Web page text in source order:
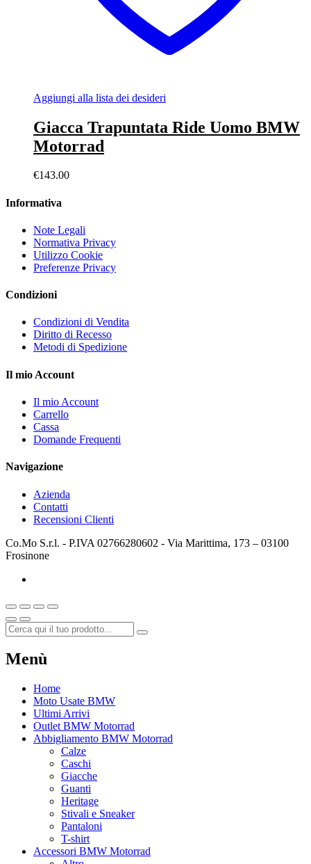
Aggiungi alla lista dei desideri
Giacca Trapuntata Ride Uomo BMW
Motorrad
€143.00
Informativa
Note Legali
Normativa Privacy
Utilizzo Cookie
Preferenze Privacy
Condizioni
Condizioni di Vendita
Diritto di Recesso
Metodi di Spedizione
Il mio Account
Il mio Account
Carrello
Cassa
Domande Frequenti
Navigazione
Azienda
Contatti
Recensioni Clienti
Co.Mo S.r.l. - P.IVA 02766280602 - Via Marittima, 173 – 03100
Frosinone
Menù
Home
Moto Usate BMW
Ultimi Arrivi
Outlet BMW Motorrad
Abbigliamento BMW Motorrad
Calze
Caschi
Giacche
Guanti
Heritage
Stivali e Sneaker
Pantaloni
T-shirt
Accessori BMW Motorrad